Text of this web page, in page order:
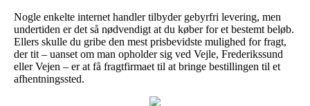
Nogle enkelte internet handler tilbyder gebyrfri levering, men
undertiden er det så nødvendigt at du køber for et bestemt beløb.
Ellers skulle du gribe den mest prisbevidste mulighed for fragt,
der tit – uanset om man opholder sig ved Vejle, Frederikssund
eller Vejen – er at få fragtfirmaet til at bringe bestillingen til et
afhentningssted.